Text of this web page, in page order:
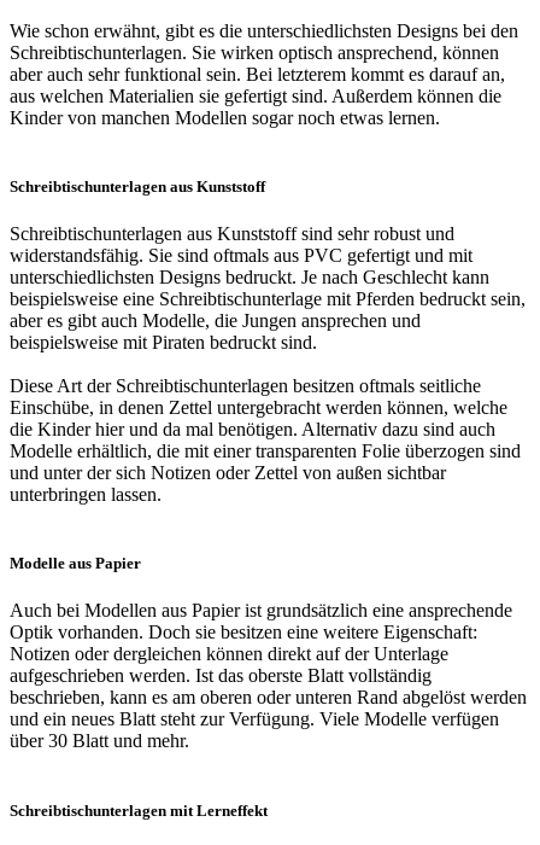
Wie schon erwähnt, gibt es die unterschiedlichsten Designs bei den
Schreibtischunterlagen. Sie wirken optisch ansprechend, können
aber auch sehr funktional sein. Bei letzterem kommt es darauf an,
aus welchen Materialien sie gefertigt sind. Außerdem können die
Kinder von manchen Modellen sogar noch etwas lernen.
Schreibtischunterlagen aus Kunststoff
Schreibtischunterlagen aus Kunststoff sind sehr robust und
widerstandsfähig. Sie sind oftmals aus PVC gefertigt und mit
unterschiedlichsten Designs bedruckt. Je nach Geschlecht kann
beispielsweise eine Schreibtischunterlage mit Pferden bedruckt sein,
aber es gibt auch Modelle, die Jungen ansprechen und
beispielsweise mit Piraten bedruckt sind.
Diese Art der Schreibtischunterlagen besitzen oftmals seitliche
Einschübe, in denen Zettel untergebracht werden können, welche
die Kinder hier und da mal benötigen. Alternativ dazu sind auch
Modelle erhältlich, die mit einer transparenten Folie überzogen sind
und unter der sich Notizen oder Zettel von außen sichtbar
unterbringen lassen.
Modelle aus Papier
Auch bei Modellen aus Papier ist grundsätzlich eine ansprechende
Optik vorhanden. Doch sie besitzen eine weitere Eigenschaft:
Notizen oder dergleichen können direkt auf der Unterlage
aufgeschrieben werden. Ist das oberste Blatt vollständig
beschrieben, kann es am oberen oder unteren Rand abgelöst werden
und ein neues Blatt steht zur Verfügung. Viele Modelle verfügen
über 30 Blatt und mehr.
Schreibtischunterlagen mit Lerneffekt